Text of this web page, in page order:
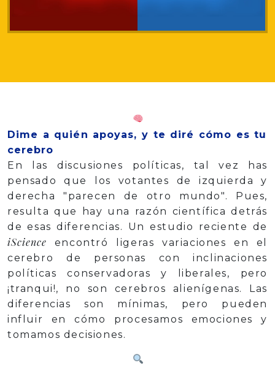
Dime a quién apoyas, y te diré cómo es tu
cerebro
En las discusiones políticas, tal vez has
pensado que los votantes de izquierda y
derecha "parecen de otro mundo". Pues,
resulta que hay una razón científica detrás
de esas diferencias. Un estudio reciente de
iScience encontró ligeras variaciones en el
cerebro de personas con inclinaciones
políticas conservadoras y liberales, pero
¡tranqui!, no son cerebros alienígenas. Las
diferencias son mínimas, pero pueden
influir en cómo procesamos emociones y
tomamos decisiones.